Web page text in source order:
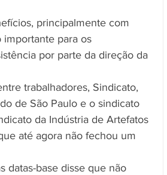
principalmente com
importante para os
por parte da direção da
trabalhadores, Sindicato,
de São Paulo e o sindicato
da Indústria de Artefatos
até agora não fechou um
datas-base disse que não